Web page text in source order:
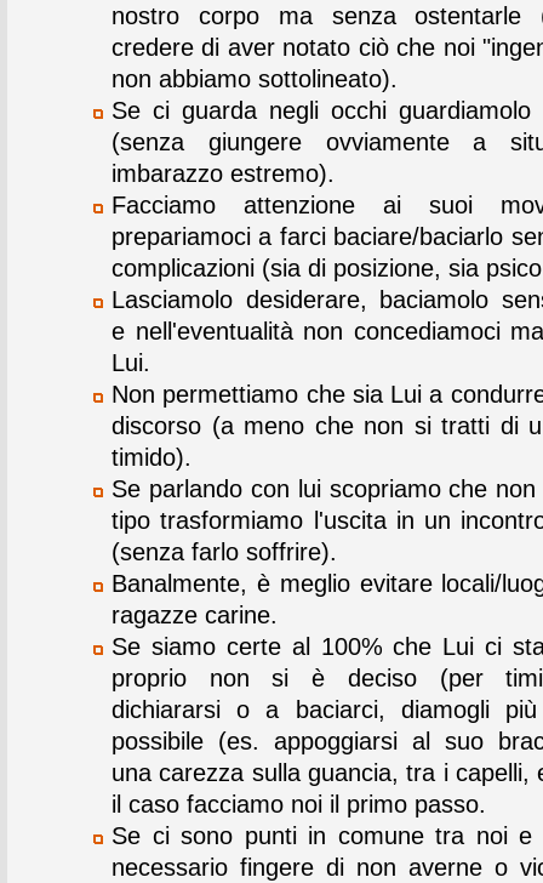
nostro corpo ma senza ostentarle
credere di aver notato ciò che noi
non abbiamo sottolineato).
Se ci guarda negli occhi guardiamolo
(senza giungere ovviamente a
imbarazzo estremo).
Facciamo attenzione ai suoi
prepariamoci a farci baciare/baciarlo
complicazioni (sia di posizione, sia
Lasciamolo desiderare, baciamolo
e nell'eventualità non concediamoci
Lui.
Non permettiamo che sia Lui a
discorso (a meno che non si tratti di
timido).
Se parlando con lui scopriamo che
tipo trasformiamo l'uscita in un
(senza farlo soffrire).
Banalmente, è meglio evitare locali/
ragazze carine.
Se siamo certe al 100% che Lui ci
proprio non si è deciso (per
dichiararsi o a baciarci, diamogli più
possibile (es. appoggiarsi al suo
una carezza sulla guancia, tra i capelli,
il caso facciamo noi il primo passo.
Se ci sono punti in comune tra noi e
necessario fingere di non averne o